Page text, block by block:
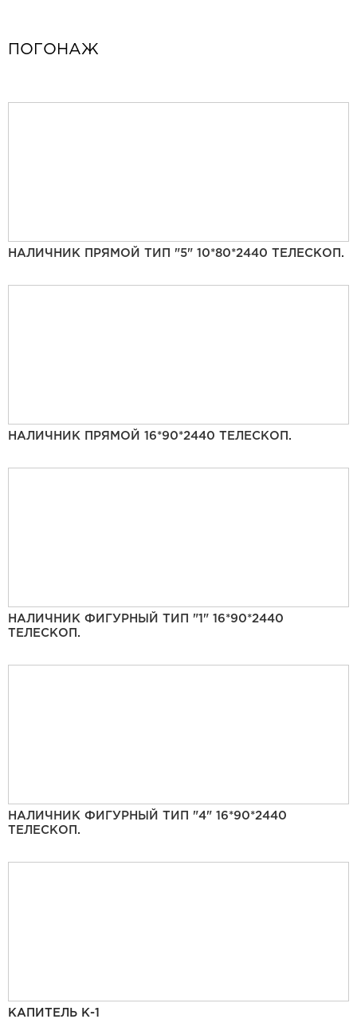
ПОГОНАЖ
НАЛИЧНИК ПРЯМОЙ ТИП "5" 10*80*2440 ТЕЛЕСКОП.
НАЛИЧНИК ПРЯМОЙ 16*90*2440 ТЕЛЕСКОП.
НАЛИЧНИК ФИГУРНЫЙ ТИП "1" 16*90*2440
ТЕЛЕСКОП.
НАЛИЧНИК ФИГУРНЫЙ ТИП "4" 16*90*2440
ТЕЛЕСКОП.
КАПИТЕЛЬ К-1